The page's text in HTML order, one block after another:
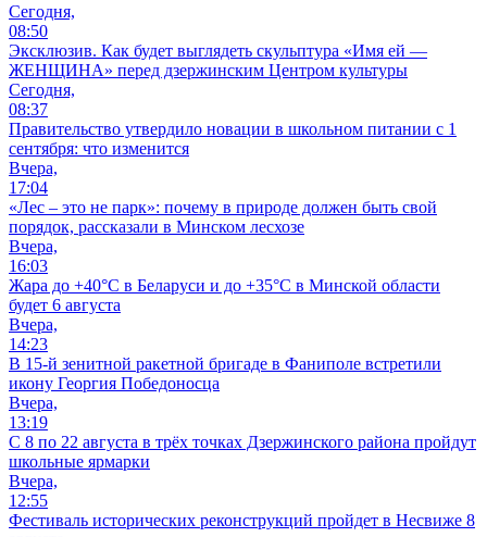
Сегодня,
08:50
Эксклюзив. Как будет выглядеть скульптура «Имя ей —
ЖЕНЩИНА» перед дзержинским Центром культуры
Сегодня,
08:37
Правительство утвердило новации в школьном питании с 1
сентября: что изменится
Вчера,
17:04
«Лес – это не парк»: почему в природе должен быть свой
порядок, рассказали в Минском лесхозе
Вчера,
16:03
Жара до +40°С в Беларуси и до +35°С в Минской области
будет 6 августа
Вчера,
14:23
В 15-й зенитной ракетной бригаде в Фаниполе встретили
икону Георгия Победоносца
Вчера,
13:19
С 8 по 22 августа в трёх точках Дзержинского района пройдут
школьные ярмарки
Вчера,
12:55
Фестиваль исторических реконструкций пройдет в Несвиже 8